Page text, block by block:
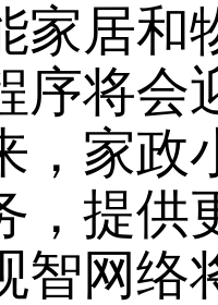
家居和
序将会
，家政
，提供
智网络